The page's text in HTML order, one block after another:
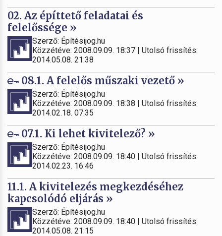
02. Az építtető feladatai és
felelőssége »
Szerző: Építésijog.hu
Közzétéve: 2008.09.09. 18:37 | Utolsó frissítés:
2014.05.08. 21:38
08.1. A felelős műszaki vezető »
Szerző: Építésijog.hu
Közzétéve: 2008.09.09. 18:38 | Utolsó frissítés:
2014.02.18. 07:35
07.1. Ki lehet kivitelező? »
Szerző: Építésijog.hu
Közzétéve: 2008.09.09. 18:40 | Utolsó frissítés:
2014.02.23. 16:46
11.1. A kivitelezés megkezdéséhez
kapcsolódó eljárás »
Szerző: Építésijog.hu
Közzétéve: 2008.09.09. 18:40 | Utolsó frissítés:
2014.05.08. 21:15